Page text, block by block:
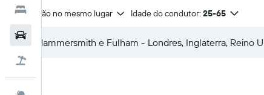
Hotéis
Devolução no mesmo lugar Idade do condutor: 25-65